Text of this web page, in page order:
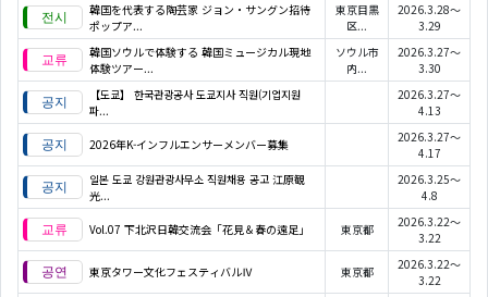
韓国を代表する陶芸家 ジョン・サングン招待
ポップア...
東京目黒
区...
2026.3.28～
3.29
韓国ソウルで体験する 韓国ミュージカル現地
体験ツアー...
ソウル市
内...
2026.3.27～
3.30
【도쿄】 한국관광공사 도쿄지사 직원(기업지원
파...
2026.3.27～
4.13
2026年K-インフルエンサーメンバー募集
2026.3.27～
4.17
일본 도쿄 강원관광사무소 직원채용 공고 江原観
光...
2026.3.25～
4.8
Vol.07 下北沢日韓交流会「花見＆春の遠足」 東京都
2026.3.22～
3.22
東京タワー文化フェスティバルⅣ 東京都
2026.3.22～
3.22